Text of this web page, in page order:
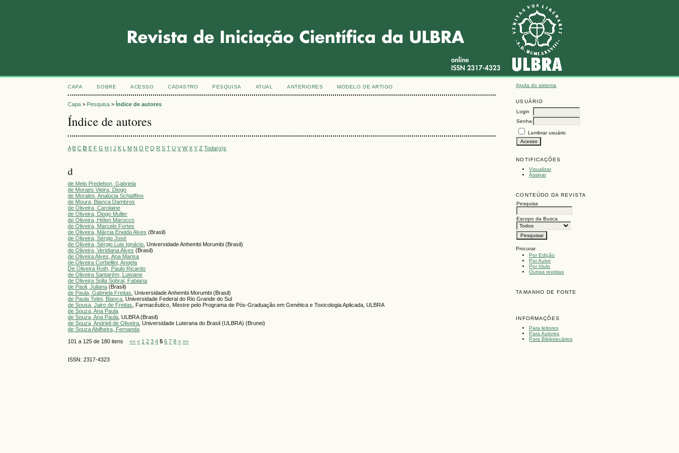
Ajuda do sistema
USUÁRIO
Login
Senha
Lembrar usuário
NOTIFICAÇÕES
Visualizar
Assinar
CONTEÚDO DA REVISTA
Pesquisa
Escopo da Busca
Procurar
Por Edição
Por Autor
Por título
Outras revistas
TAMANHO DE FONTE
INFORMAÇÕES
Para leitores
Para Autores
Para Bibliotecários
CAPA SOBRE ACESSO CADASTRO PESQUISA ATUAL ANTERIORES MODELO DE ARTIGO
Capa > Pesquisa >Índice de autores
Índice de autores
A B C D E F G H I J K L M N O P Q R S T U V W X Y Z Toda(o)s
d
de Melo Predebon, Gabriela
de Moraes Vieira, Diogo
de Morales, Analúcia Schiaffino
de Moura, Bianca Dambros
de Oliveira, Carolaine
de Oliveira, Diogo Muller
de Oliveira, Hélen Marocco
de Oliveira, Marcelo Fortes
de Oliveira, Márcia Eneida Alves (Brasil)
de Oliveira, Sérgio José
de Oliveira, Sérgio Luis Ignácio , Universidade Anhembi Morumbi (Brasil)
de Oliveira, Veridiana Alves (Brasil)
de Oliveira Alves, Ana Marisa
de Oliveira Corbellini, Angela
De Oliveira Roth, Paulo Ricardo
de Oliveira Santarém, Luisiane
de Oliveira Solla Sobral, Fabiana
de Paoli, Juliana (Brasil)
de Paula, Gabriela Freitas , Universidade Anhembi Morumbi (Brasil)
de Paula Telini, Bianca , Universidade Federal do Rio Grande do Sul
de Sousa, Jairo de Freitas
, Farmacêutico, Mestre pelo Programa de Pós-Graduação em Genética e Toxicologia Aplicada, ULBRA
de Souza, Ana Paula
de Souza, Ana Paula , ULBRA (Brasil)
de Souza, Andrieli de Oliveira , Universidade Luterana do Brasil (ULBRA) (Brunei)
de Souza Abilheira, Fernanda
101 a 125 de 180 itens<< < 1 2 3 4 5 6 7 8 > >>
ISSN: 2317-4323